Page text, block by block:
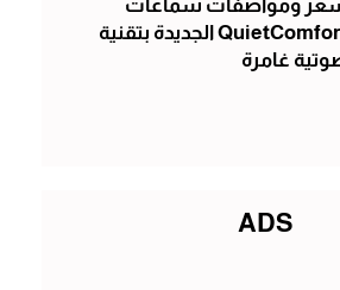
ومواصفات سماعات
QuietComfort الجديدة بتقنية
غامرة
ADS